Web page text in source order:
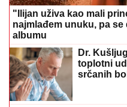
"Ilijan uživa kao mali
najmlađem unuku, pa
albumu
Dr.
toplotni
srčanih